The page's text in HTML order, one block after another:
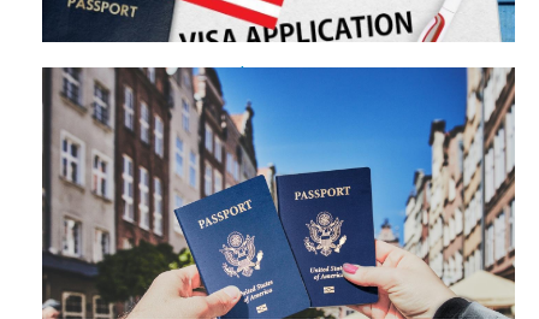
Dịch vụ làm visa Mỹ tại Bắc Giang chất lượng - Bật mí đơn vị
mang tên Visata